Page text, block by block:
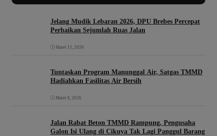
Jelang Mudik Lebaran 2026, DPU Brebes Percepat
Perbaikan Sejumlah Ruas Jalan
Maret 11, 2026
Tuntaskan Program Manunggal Air, Satgas TMMD
Hadiahkan Fasilitas Air Bersih
Maret 8, 2026
Jalan Rabat Beton TMMD Rampung, Pengusaha
Galon Isi Ulang di Cikuya Tak Lagi Panggul Barang